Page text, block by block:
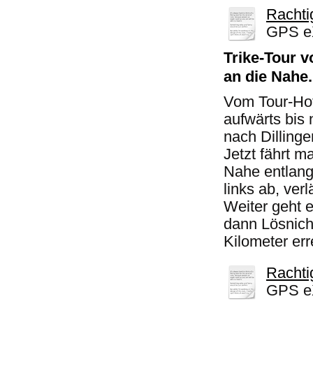
GPS
Trike-Tour
an die Nahe.
Vom Tour-
aufwärts bis
nach
Jetzt fährt
Nahe
links ab,
Weiter geht
dann
Kilometer
GPS